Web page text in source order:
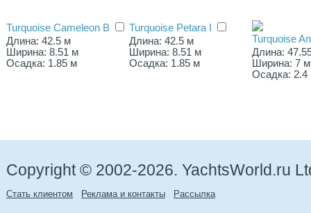
Turquoise Cameleon B
Длина: 42.5 м
Ширина: 8.51 м
Осадка: 1.85 м
Turquoise Petara I
Длина: 42.5 м
Ширина: 8.51 м
Осадка: 1.85 м
Turquoise
Длина:
Ширина: 7 м
Осадка: 2.4
Copyright © 2002-2026. YachtsWorld.ru
Стать клиентом Реклама и контакты Рассылка